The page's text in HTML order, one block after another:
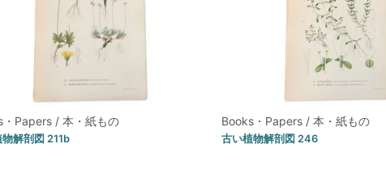
・Papers / 本・紙もの
解剖図 211b
Books・Papers / 本・紙もの
古い植物解剖図 246